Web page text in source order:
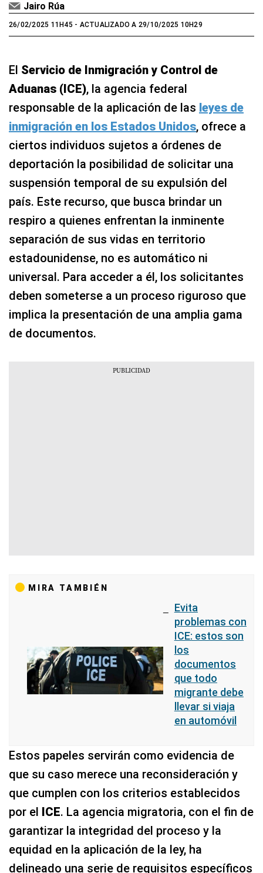
Jairo Rúa
26/02/2025 11H45 - ACTUALIZADO A 29/10/2025 10H29
El Servicio de Inmigración y Control de
Aduanas (ICE), la agencia federal
responsable de la aplicación de las leyes de
inmigración en los Estados Unidos, ofrece a
ciertos individuos sujetos a órdenes de
deportación la posibilidad de solicitar una
suspensión temporal de su expulsión del
país. Este recurso, que busca brindar un
respiro a quienes enfrentan la inminente
separación de sus vidas en territorio
estadounidense, no es automático ni
universal. Para acceder a él, los solicitantes
deben someterse a un proceso riguroso que
implica la presentación de una amplia gama
de documentos.
MIRA TAMBIÉN
Evita
problemas con
ICE: estos son
los
documentos
que todo
migrante debe
llevar si viaja
en automóvil
Estos papeles servirán como evidencia de
que su caso merece una reconsideración y
que cumplen con los criterios establecidos
por el ICE. La agencia migratoria, con el fin de
garantizar la integridad del proceso y la
equidad en la aplicación de la ley, ha
delineado una serie de requisitos específicos